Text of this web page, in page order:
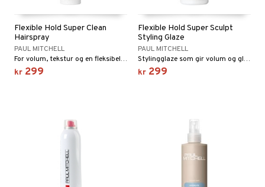
Flexible Hold Super Clean
Hairspray
PAUL MITCHELL
For volum, tekstur og en fleksibel styrke med en herlig glans.
kr 299
Flexible Hold Super Sculpt
Styling Glaze
PAUL MITCHELL
Stylingglaze som gir volum og glans, passer utmerket til fønede frisyrer.
kr 299